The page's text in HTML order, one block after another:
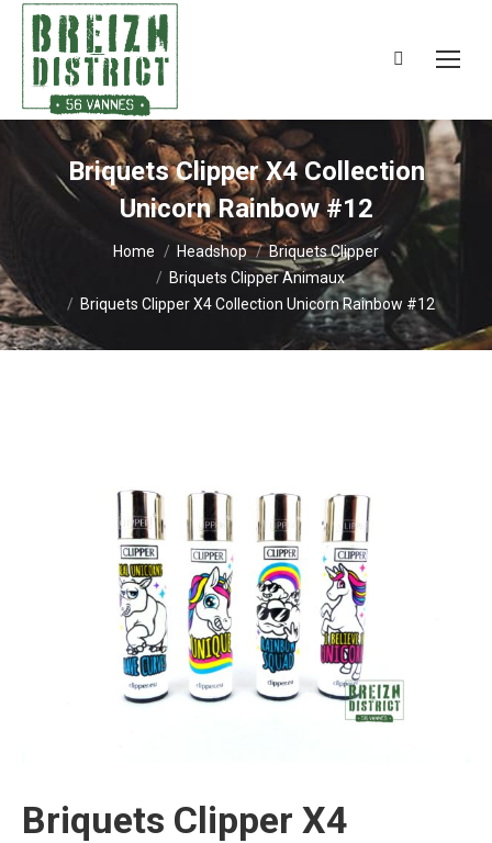
Search:
Briquets Clipper X4 Collection
Unicorn Rainbow #12
You are here:Home Headshop
Briquets Clipper
Briquets Clipper Animaux
Briquets Clipper X4 Collection Unicorn Rainbow #12
Briquets Clipper X4